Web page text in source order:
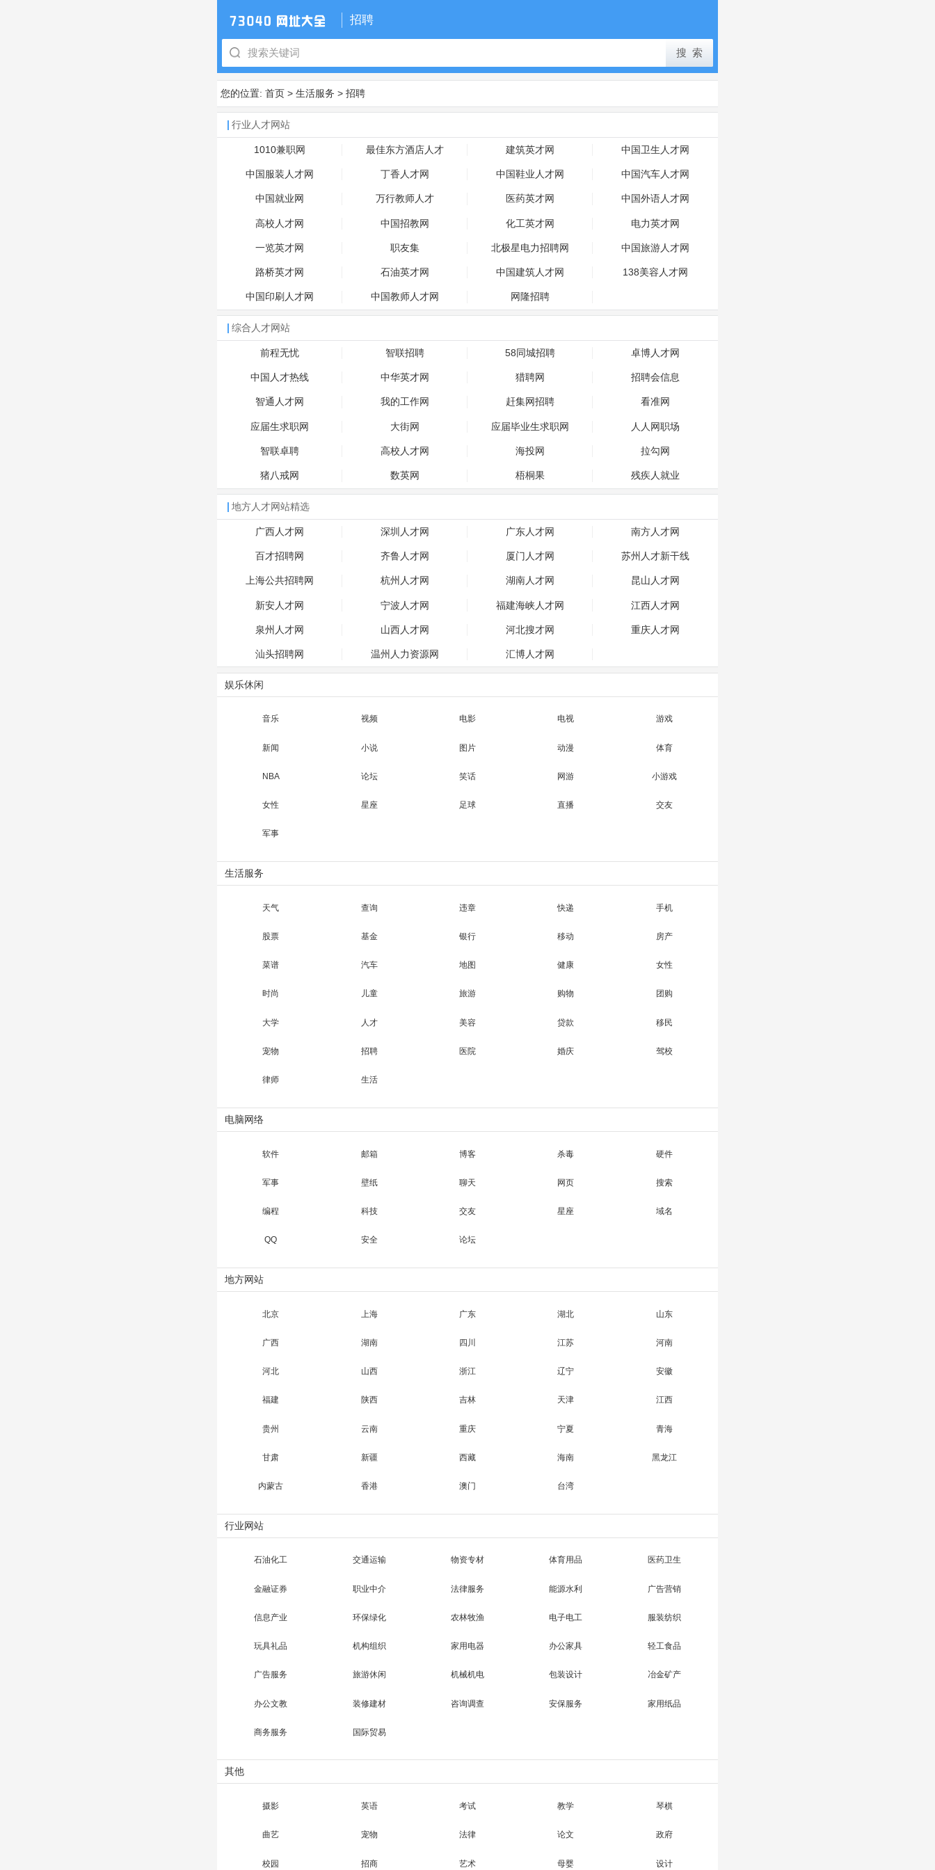
招聘
您的位置: 首页 > 生活服务 > 招聘
行业人才网站
1010兼职网 最佳东方酒店人才 建筑英才网 中国卫生人才网
中国服装人才网 丁香人才网 中国鞋业人才网 中国汽车人才网
中国就业网 万行教师人才 医药英才网 中国外语人才网
高校人才网 中国招教网 化工英才网 电力英才网
一览英才网 职友集 北极星电力招聘网 中国旅游人才网
路桥英才网 石油英才网 中国建筑人才网 138美容人才网
中国印刷人才网 中国教师人才网 网隆招聘
综合人才网站
前程无忧 智联招聘 58同城招聘 卓博人才网
中国人才热线 中华英才网 猎聘网 招聘会信息
智通人才网 我的工作网 赶集网招聘 看准网
应届生求职网 大街网 应届毕业生求职网 人人网职场
智联卓聘 高校人才网 海投网 拉勾网
猪八戒网 数英网 梧桐果 残疾人就业
地方人才网站精选
广西人才网 深圳人才网 广东人才网 南方人才网
百才招聘网 齐鲁人才网 厦门人才网 苏州人才新干线
上海公共招聘网 杭州人才网 湖南人才网 昆山人才网
新安人才网 宁波人才网 福建海峡人才网 江西人才网
泉州人才网 山西人才网 河北搜才网 重庆人才网
汕头招聘网 温州人力资源网 汇博人才网
娱乐休闲
音乐 视频 电影 电视 游戏
新闻 小说 图片 动漫 体育
NBA 论坛 笑话 网游 小游戏
女性 星座 足球 直播 交友
军事
生活服务
天气 查询 违章 快递 手机
股票 基金 银行 移动 房产
菜谱 汽车 地图 健康 女性
时尚 儿童 旅游 购物 团购
大学 人才 美容 贷款 移民
宠物 招聘 医院 婚庆 驾校
律师 生活
电脑网络
软件 邮箱 博客 杀毒 硬件
军事 壁纸 聊天 网页 搜索
编程 科技 交友 星座 域名
QQ 安全 论坛
地方网站
北京 上海 广东 湖北 山东
广西 湖南 四川 江苏 河南
河北 山西 浙江 辽宁 安徽
福建 陕西 吉林 天津 江西
贵州 云南 重庆 宁夏 青海
甘肃 新疆 西藏 海南 黑龙江
内蒙古 香港 澳门 台湾
行业网站
石油化工 交通运输 物资专材 体育用品 医药卫生
金融证券 职业中介 法律服务 能源水利 广告营销
信息产业 环保绿化 农林牧渔 电子电工 服装纺织
玩具礼品 机构组织 家用电器 办公家具 轻工食品
广告服务 旅游休闲 机械机电 包装设计 冶金矿产
办公文教 装修建材 咨询调查 安保服务 家用纸品
商务服务 国际贸易
其他
摄影 英语 考试 教学 琴棋
曲艺 宠物 法律 论文 政府
校园 招商 艺术 母婴 设计